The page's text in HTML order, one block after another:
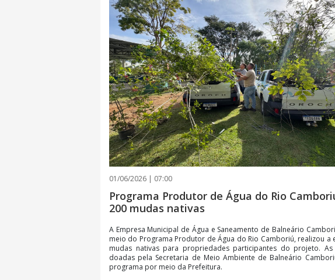
01/06/2026 | 07:00
Programa Produtor de Água do Rio
200 mudas nativas
A Empresa Municipal de Água e Saneamento de Balneário
meio do Programa Produtor de Água do Rio Camboriú, realizou a
mudas nativas para propriedades participantes do projeto.
doadas pela Secretaria de Meio Ambiente de Balneário
programa por meio da Prefeitura.